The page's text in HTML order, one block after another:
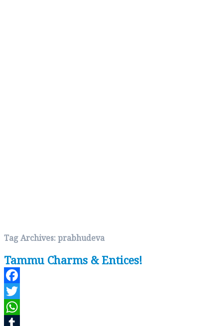
Tag Archives: prabhudeva
Tammu Charms & Entices!
Facebook
Twitter